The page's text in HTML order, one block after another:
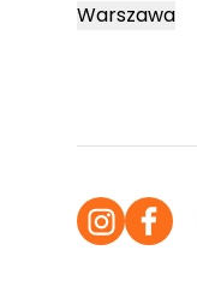
Warszawa